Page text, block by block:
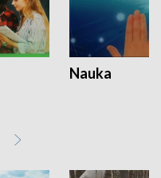
Nauka